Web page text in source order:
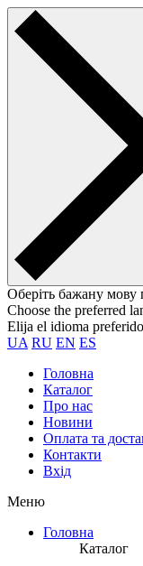
Оберіть бажану мову
Choose the preferred
Elija el idioma
UA RU EN ES
Головна
Каталог
Про нас
Новини
Оплата та
Контакти
Вхiд
Меню
Головна
Каталог